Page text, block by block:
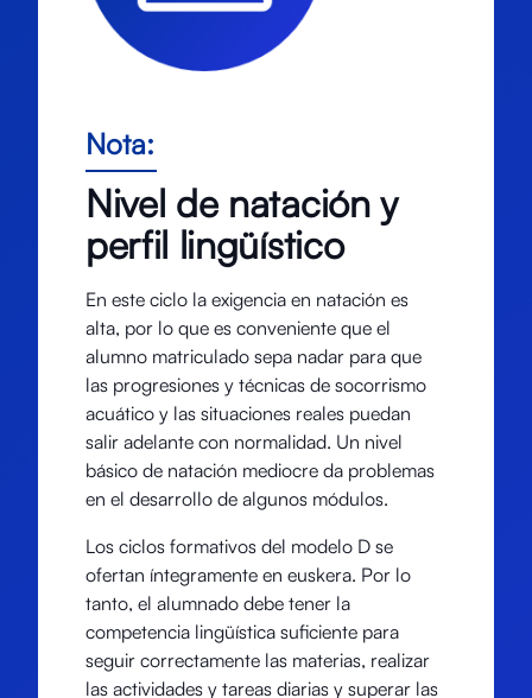
Nota:
Nivel de natación y
perfil lingüístico
En este ciclo la exigencia en natación es
alta, por lo que es conveniente que el
alumno matriculado sepa nadar para que
las progresiones y técnicas de socorrismo
acuático y las situaciones reales puedan
salir adelante con normalidad. Un nivel
básico de natación mediocre da problemas
en el desarrollo de algunos módulos.
Los ciclos formativos del modelo D se
ofertan íntegramente en euskera. Por lo
tanto, el alumnado debe tener la
competencia lingüística suficiente para
seguir correctamente las materias, realizar
las actividades y tareas diarias y superar las